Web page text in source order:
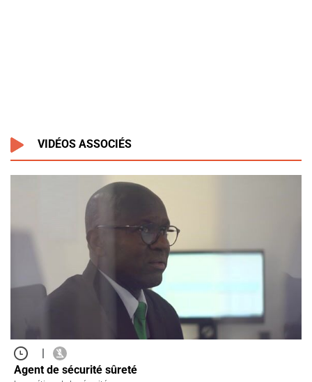
VIDÉOS ASSOCIÉS
|
Agent de sécurité sûreté